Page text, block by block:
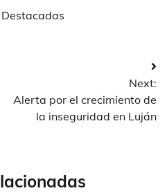
Destacadas
Next:
Alerta por el crecimiento de
la inseguridad en Luján